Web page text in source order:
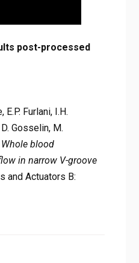
post-processed
E.P. Furlani, I.H.
Gosselin, M.
Whole blood
in narrow V-groove
and Actuators B: